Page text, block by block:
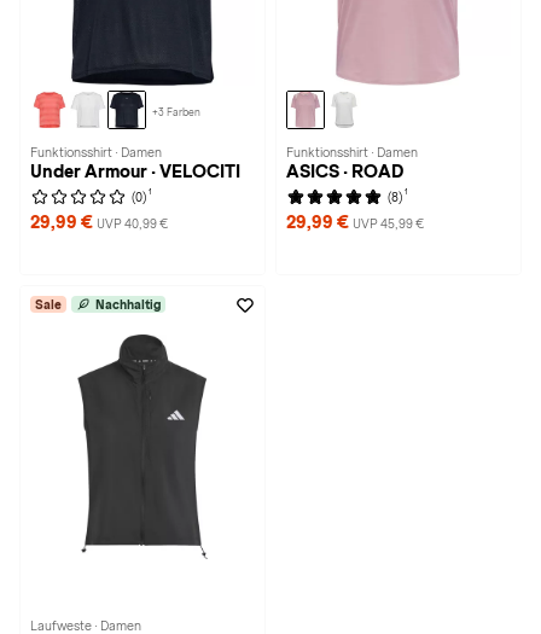
+3 Farben
Funktionsshirt · Damen
Under Armour · VELOCITI
(0) 1
29,99 € UVP 40,99 €
Funktionsshirt · Damen
ASICS · ROAD
(8) 1
29,99 € UVP 45,99 €
Sale Nachhaltig
Laufweste · Damen